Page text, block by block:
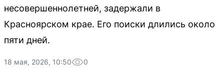
несовершеннолетней, задержали в
Красноярском крае. Его поиски длились около
пяти дней.
18 мая, 2026, 10:50 0